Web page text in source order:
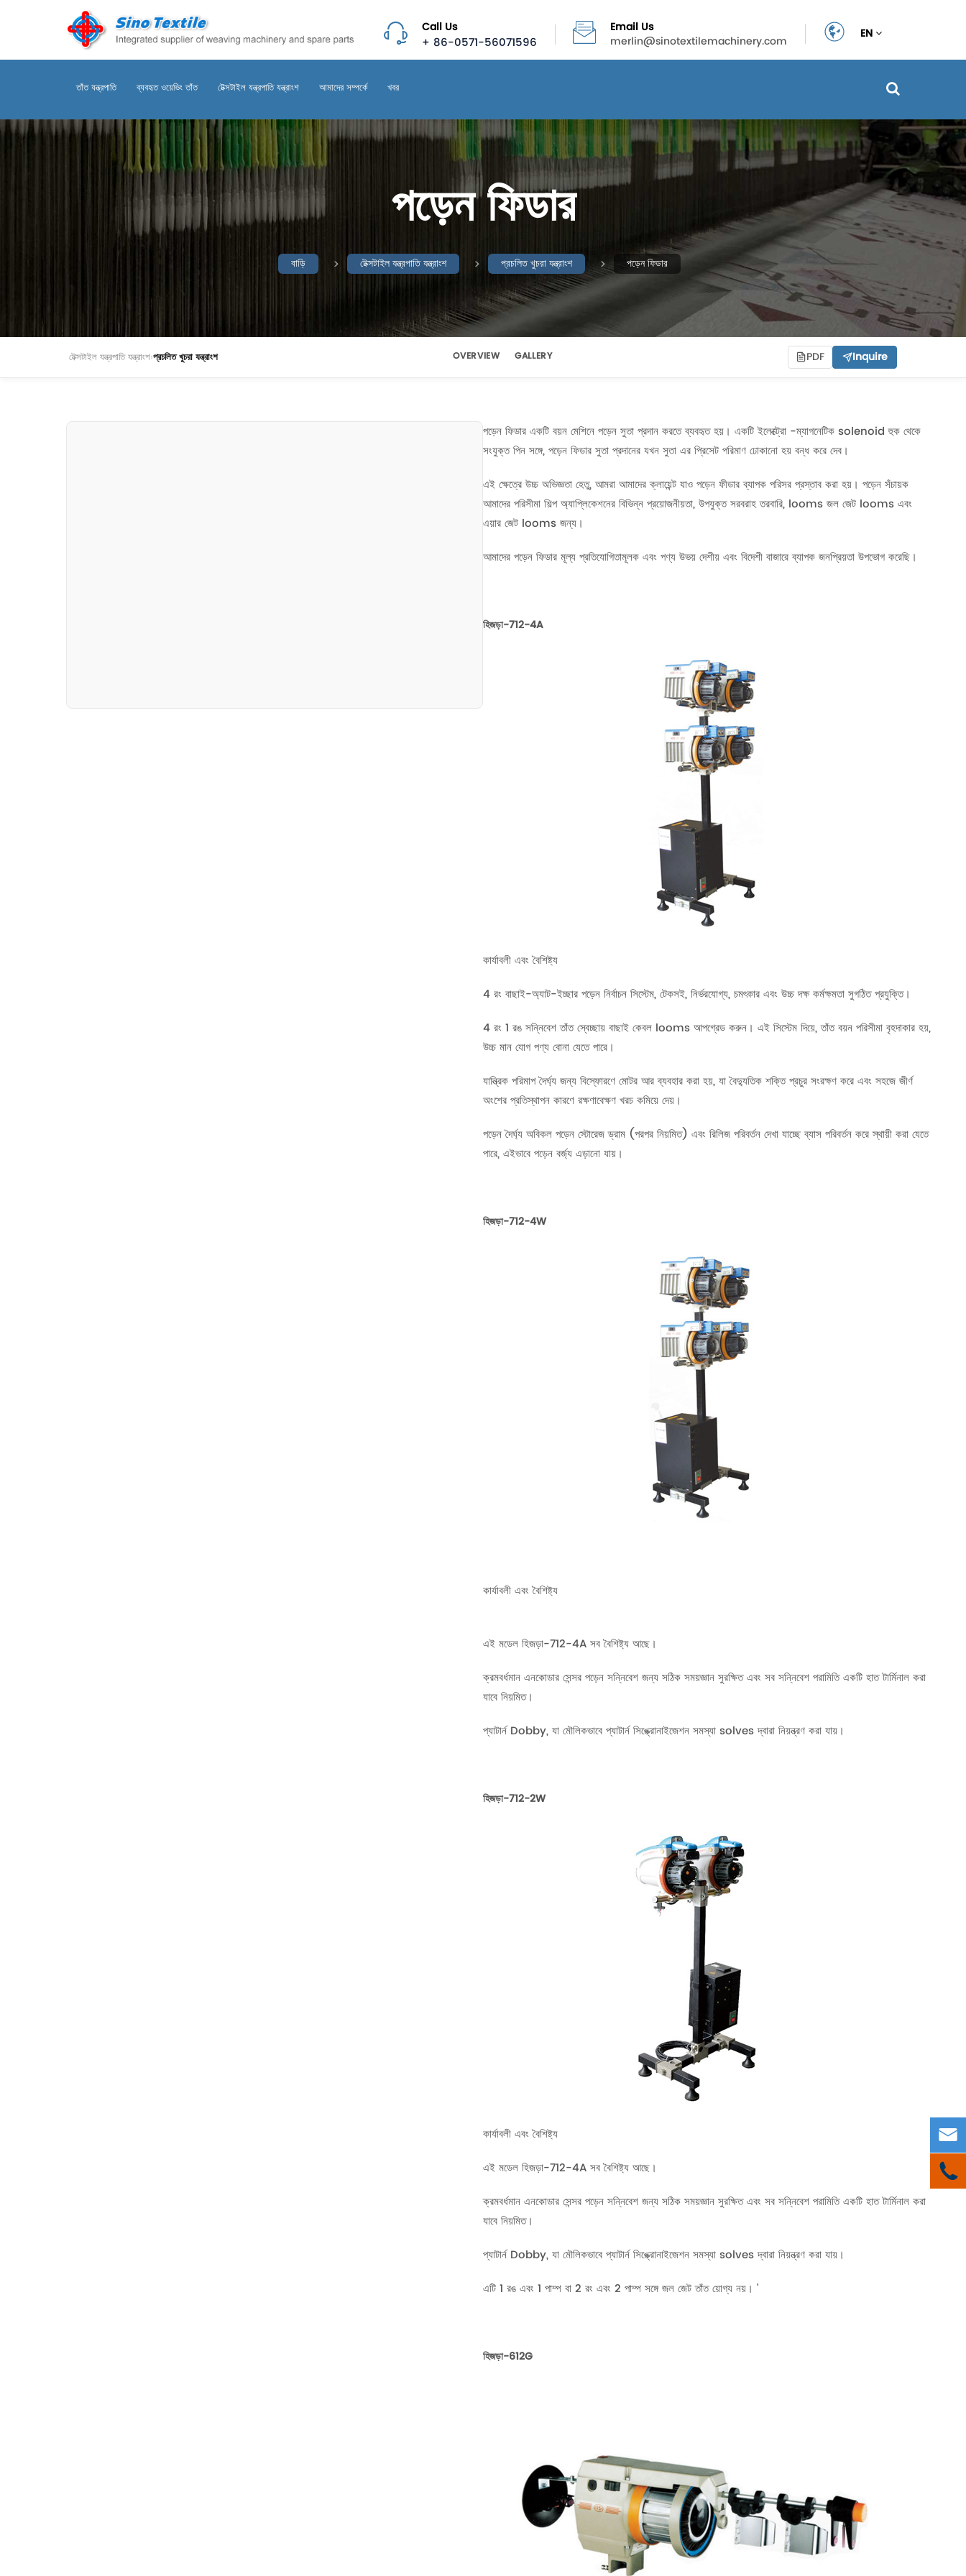
Call Us
+ 86-0571-56071596
Email Us
merlin@sinotextilemachinery.com
EN
তাঁত যন্ত্রপাতি ব্যবহৃত ওয়েভিং তাঁত টেক্সটাইল যন্ত্রপাতি যন্ত্রাংশ আমাদের সম্পর্কে খবর
পড়েন ফিডার
বাড়ি টেক্সটাইল যন্ত্রপাতি যন্ত্রাংশ প্রচলিত খুচরা যন্ত্রাংশ পড়েন ফিডার
টেক্সটাইল যন্ত্রপাতি যন্ত্রাংশ›প্রচলিত খুচরা যন্ত্রাংশ OVERVIEW GALLERY PDF Inquire
পড়েন ফিডার একটি বয়ন মেশিনে পড়েন সুতা প্রদান করতে ব্যবহৃত হয়। একটি ইলেক্ট্রো -ম্যাগনেটিক solenoid হুক থেকে
সংযুক্ত পিন সঙ্গে, পড়েন ফিডার সুতা প্রদানের যখন সুতা এর প্রিসেট পরিমাণ ঢোকানো হয় বন্ধ করে দেব।
এই ক্ষেত্রে উচ্চ অভিজ্ঞতা হেতু, আমরা আমাদের ক্লায়েন্ট যাও পড়েন ফীডার ব্যাপক পরিসর প্রস্তাব করা হয়। পড়েন সঁচায়ক
আমাদের পরিসীমা শিল্প অ্যাপ্লিকেশনের বিভিন্ন প্রয়োজনীয়তা, উপযুক্ত সরবরাহ তরবারি, looms জল জেট looms এবং
এয়ার জেট looms জন্য।
আমাদের পড়েন ফিডার মূল্য প্রতিযোগিতামূলক এবং পণ্য উভয় দেশীয় এবং বিদেশী বাজারে ব্যাপক জনপ্রিয়তা উপভোগ করেছি।
হিজড়া-712-4A
কার্যাবলী এবং বৈশিষ্ট্য
4 রং বাছাই-অ্যাট-ইচ্ছার পড়েন নির্বাচন সিস্টেম, টেকসই, নির্ভরযোগ্য, চমৎকার এবং উচ্চ দক্ষ কর্মক্ষমতা সুগঠিত প্রযুক্তি।
4 রং 1 রঙ সন্নিবেশ তাঁত স্বেচ্ছায় বাছাই কেবল looms আপগ্রেড করুন। এই সিস্টেম দিয়ে, তাঁত বয়ন পরিসীমা বৃহদাকার হয়,
উচ্চ মান যোগ পণ্য বোনা যেতে পারে।
যান্ত্রিক পরিমাপ দৈর্ঘ্য জন্য বিস্ফোরণে মোটর আর ব্যবহার করা হয়, যা বৈদ্যুতিক শক্তি প্রচুর সংরক্ষণ করে এবং সহজে জীর্ণ
অংশের প্রতিস্থাপন কারণে রক্ষণাবেক্ষণ খরচ কমিয়ে দেয়।
পড়েন দৈর্ঘ্য অবিকল পড়েন স্টোরেজ ড্রাম (পরপর নিয়মিত) এবং রিলিজ পরিবর্তন দেখা যাচ্ছে ব্যাস পরিবর্তন করে স্থায়ী করা যেতে
পারে, এইভাবে পড়েন বর্জ্য এড়ানো যায়।
হিজড়া-712-4W
কার্যাবলী এবং বৈশিষ্ট্য
এই মডেল হিজড়া-712-4A সব বৈশিষ্ট্য আছে।
ক্রমবর্ধমান এনকোডার সেন্সর পড়েন সন্নিবেশ জন্য সঠিক সময়জ্ঞান সুরক্ষিত এবং সব সন্নিবেশ পরামিতি একটি হাত টার্মিনাল করা
যাবে নিয়মিত।
প্যাটার্ন Dobby, যা মৌলিকভাবে প্যাটার্ন সিঙ্ক্রোনাইজেশন সমস্যা solves দ্বারা নিয়ন্ত্রণ করা যায়।
হিজড়া-712-2W
কার্যাবলী এবং বৈশিষ্ট্য
এই মডেল হিজড়া-712-4A সব বৈশিষ্ট্য আছে।
ক্রমবর্ধমান এনকোডার সেন্সর পড়েন সন্নিবেশ জন্য সঠিক সময়জ্ঞান সুরক্ষিত এবং সব সন্নিবেশ পরামিতি একটি হাত টার্মিনাল করা
যাবে নিয়মিত।
প্যাটার্ন Dobby, যা মৌলিকভাবে প্যাটার্ন সিঙ্ক্রোনাইজেশন সমস্যা solves দ্বারা নিয়ন্ত্রণ করা যায়।
এটি 1 রঙ এবং 1 পাম্প বা 2 রং এবং 2 পাম্প সঙ্গে জল জেট তাঁত য়োগ্য নয়। '
হিজড়া-612G

